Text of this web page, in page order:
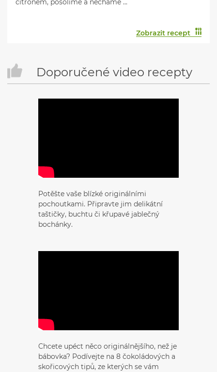
citronem, posolíme a necháme ...
Zobrazit recept
Doporučené video recepty
Potěšte vaše blízké originálními
pochoutkami. Připravte jim delikátní
taštičky, buchtu či křupavé jablečný
bochánky.
Chcete upéct něco originálnějšího, než je
bábovka? Podívejte na 8 čokoládových a
skořicových tipů, ze kterých se vám